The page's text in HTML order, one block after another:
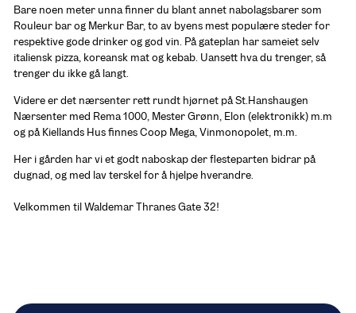
Bare noen meter unna finner du blant annet nabolagsbarer som
Rouleur bar og Merkur Bar, to av byens mest populære steder for
respektive gode drinker og god vin. På gateplan har sameiet selv
italiensk pizza, koreansk mat og kebab. Uansett hva du trenger, så
trenger du ikke gå langt.
Videre er det nærsenter rett rundt hjørnet på St.Hanshaugen
Nærsenter med Rema 1000, Mester Grønn, Elon (elektronikk) m.m
og på Kiellands Hus finnes Coop Mega, Vinmonopolet, m.m.
Her i gården har vi et godt naboskap der flesteparten bidrar på
dugnad, og med lav terskel for å hjelpe hverandre.
Velkommen til Waldemar Thranes Gate 32!